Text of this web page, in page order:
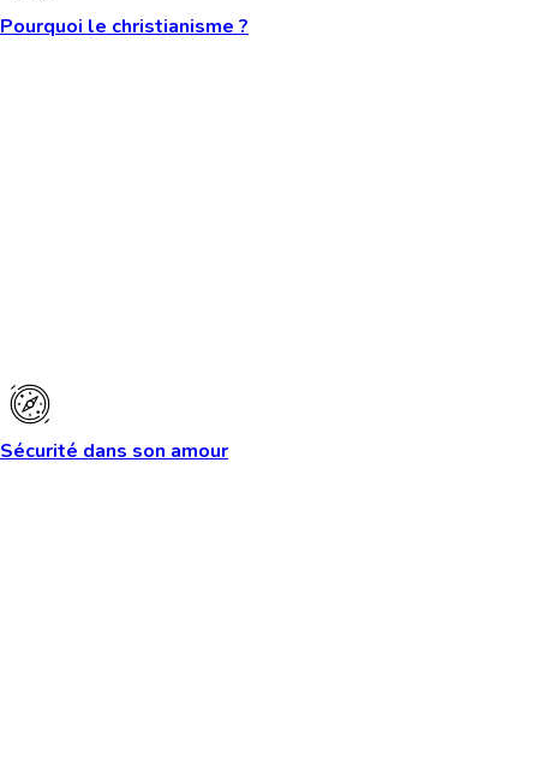
Pourquoi le christianisme ?
Sécurité dans son amour